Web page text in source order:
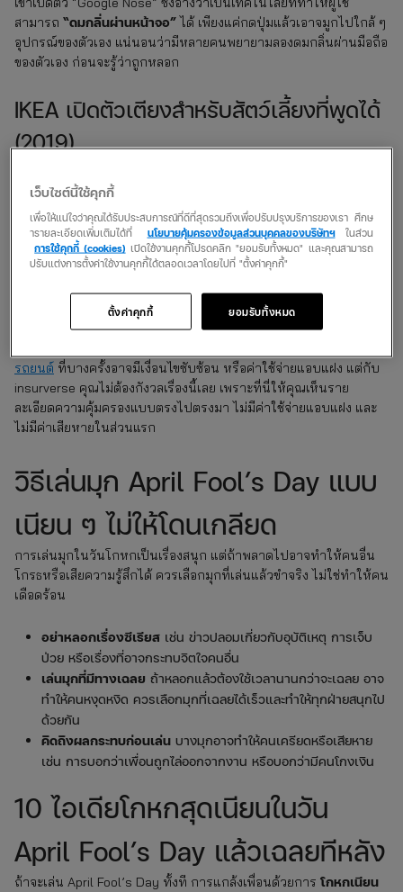
สามารถ “ดมกลิ่นผ่านหน้าจอ” ได้ เพียงแค่กดปุ่มแล้วเอาจมูกไปใกล้ ๆ
อุปกรณ์ของตัวเอง แน่นอนว่ามีหลายคนพยายามลองดมกลิ่นผ่านมือถือ
ของตัวเอง ก่อนจะรู้ว่าถูกหลอก
IKEA เปิดตัวเตียงสำหรับสัตว์เลี้ยงที่พูดได้
(2019)
อัจฉริยะที่สามารถ “พูดคุย” กับสัตว์เลี้ยงของเจ้าของได้ โดยอ้างว่าเตียง
นี้จะช่วยให้เข้าใจความต้องการของน้องหมาและน้องแมวมากขึ้น คน
รักสัตว์จำนวนมากตื่นเต้นจนรีบไปถามหาในร้าน ก่อนจะรู้ว่าเป็นมุก
โกหก
การปล่อยข่าวปลอมในวัน April Fool’s Day บางครั้งทำให้คนหลงเชื่อ
กันจริง ๆ อย่างกรณี BBC หลอกว่ามีต้นสปาเกตตี หรือ Taco Bell
บอกว่าซื้อ Liberty Bell ซึ่งแสดงให้เห็นว่าเวลาเราเชื่ออะไรที่ไม่จริง
รถยนต์ ที่บางครั้งอาจมีเงื่อนไขซับซ้อน หรือค่าใช้จ่ายแอบแฝง แต่กับ
insurverse คุณไม่ต้องกังวลเรื่องนี้เลย เพราะที่นี่ให้คุณเห็นราย
ละเอียดความคุ้มครองแบบตรงไปตรงมา ไม่มีค่าใช้จ่ายแอบแฝง และ
ไม่มีค่าเสียหายในส่วนแรก
วิธีเล่นมุก April Fool’s Day แบบ
เนียน ๆ ไม่ให้โดนเกลียด
การเล่นมุกในวันโกหกเป็นเรื่องสนุก แต่ถ้าพลาดไปอาจทำให้คนอื่น
โกรธหรือเสียความรู้สึกได้ ควรเลือกมุกที่เล่นแล้วขำจริง ไม่ใช่ทำให้คน
เดือดร้อน
อย่าหลอกเรื่องซีเรียส เช่น ข่าวปลอมเกี่ยวกับอุบัติเหตุ การเจ็บ
ป่วย หรือเรื่องที่อาจกระทบจิตใจคนอื่น
เล่นมุกที่มีทางเฉลย ถ้าหลอกแล้วต้องใช้เวลานานกว่าจะเฉลย อาจ
ทำให้คนหงุดหงิด ควรเลือกมุกที่เฉลยได้เร็วและทำให้ทุกฝ่ายสนุกไป
ด้วยกัน
คิดถึงผลกระทบก่อนเล่น บางมุกอาจทำให้คนเครียดหรือเสียหาย
เช่น การบอกว่าเพื่อนถูกไล่ออกจากงาน หรือบอกว่ามีคนโกงเงิน
10 ไอเดียโกหกสุดเนียนในวัน
April Fool’s Day แล้วเฉลยทีหลัง
ถ้าจะเล่น April Fool’s Day ทั้งที การแกล้งเพื่อนด้วยการ โกหกเนียน
เว็บไซต์นี้ใช้คุกกี้
เพื่อให้แน่ใจว่าคุณได้รับประสบการณ์ที่ดีที่สุดรวมถึงเพื่อปรับปรุงบริการของเรา ศึกษ
ารายละเอียดเพิ่มเติมได้ที่
นโยบายคุ้มครองข้อมูลส่วนบุคคลของบริษัทฯในส่วน
การใช้คุกกี้ (cookies) เปิดใช้งานคุกกี้โปรดคลิก "ยอมรับทั้งหมด" และคุณสามารถ
ปรับแต่งการตั้งค่าใช้งานคุกกี้ได้ตลอดเวลาโดยไปที่ "ตั้งค่าคุกกี้"
ยอมรับทั้งหมด
ตั้งค่าคุกกี้